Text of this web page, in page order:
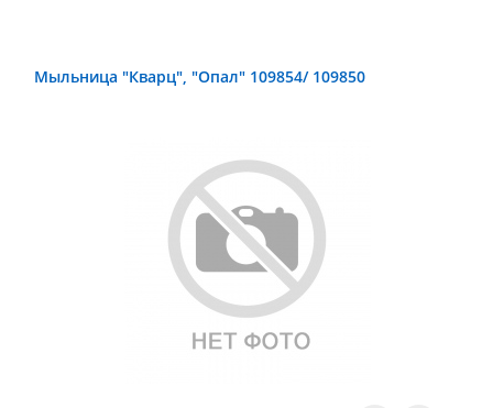
Мыльница "Кварц", "Опал" 109854/ 109850